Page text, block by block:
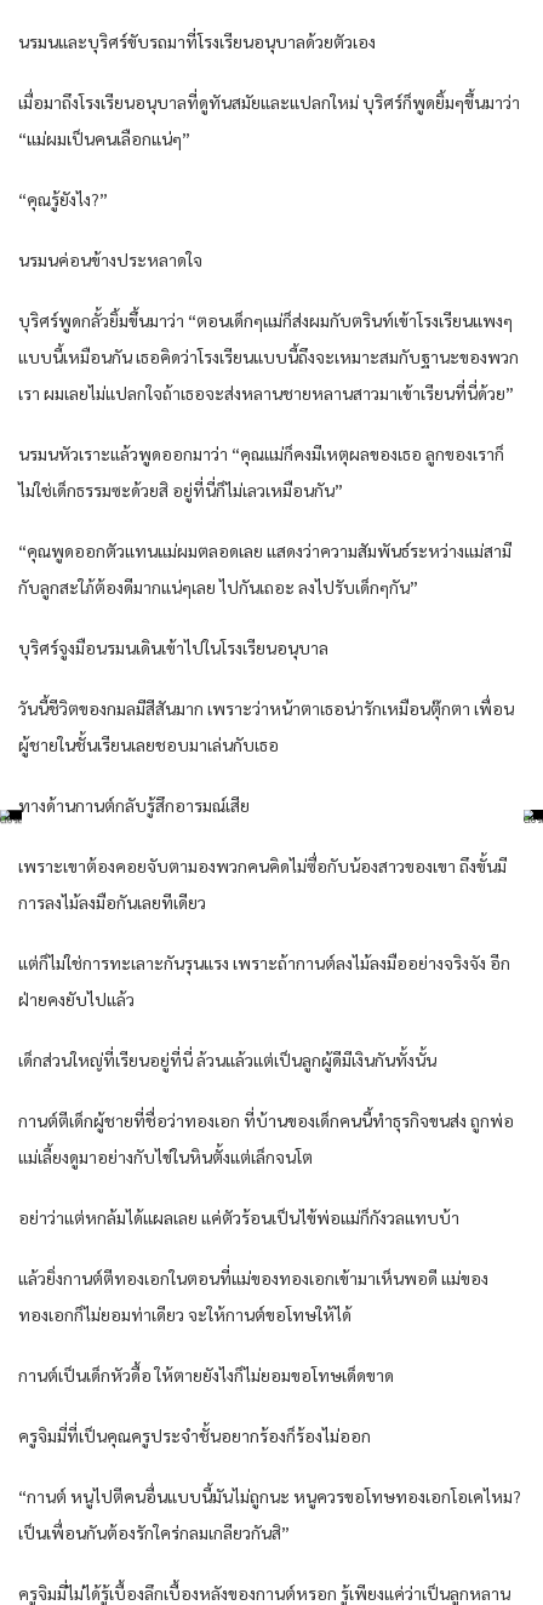
นรมนและบุริศร์ขับรถมาที่โรงเรียนอนุบาลด้วยตัวเอง
เมื่อมาถึงโรงเรียนอนุบาลที่ดูทันสมัยและแปลกใหม่ บุริศร์ก็พูดยิ้มๆขึ้นมาว่า
“แม่ผมเป็นคนเลือกแน่ๆ”
“คุณรู้ยังไง?”
นรมนค่อนข้างประหลาดใจ
บุริศร์พูดกลั้วยิ้มขึ้นมาว่า “ตอนเด็กๆแม่ก็ส่งผมกับตรินท์เข้าโรงเรียนแพงๆ
แบบนี้เหมือนกัน เธอคิดว่าโรงเรียนแบบนี้ถึงจะเหมาะสมกับฐานะของพวก
เรา ผมเลยไม่แปลกใจถ้าเธอจะส่งหลานชายหลานสาวมาเข้าเรียนที่นี่ด้วย”
นรมนหัวเราะแล้วพูดออกมาว่า “คุณแม่ก็คงมีเหตุผลของเธอ ลูกของเราก็
ไม่ใช่เด็กธรรมซะด้วยสิ อยู่ที่นี่ก็ไม่เลวเหมือนกัน”
“คุณพูดออกตัวแทนแม่ผมตลอดเลย แสดงว่าความสัมพันธ์ระหว่างแม่สามี
กับลูกสะใภ้ต้องดีมากแน่ๆเลย ไปกันเถอะ ลงไปรับเด็กๆกัน”
บุริศร์จูงมือนรมนเดินเข้าไปในโรงเรียนอนุบาล
วันนี้ชีวิตของกมลมีสีสันมาก เพราะว่าหน้าตาเธอน่ารักเหมือนตุ๊กตา เพื่อน
ผู้ชายในชั้นเรียนเลยชอบมาเล่นกับเธอ
ทางด้านกานต์กลับรู้สึกอารมณ์เสีย
เพราะเขาต้องคอยจับตามองพวกคนคิดไม่ซื่อกับน้องสาวของเขา ถึงขั้นมี
การลงไม้ลงมือกันเลยทีเดียว
แต่ก็ไม่ใช่การทะเลาะกันรุนแรง เพราะถ้ากานต์ลงไม้ลงมืออย่างจริงจัง อีก
ฝ่ายคงยับไปแล้ว
เด็กส่วนใหญ่ที่เรียนอยู่ที่นี่ ล้วนแล้วแต่เป็นลูกผู้ดีมีเงินกันทั้งนั้น
กานต์ตีเด็กผู้ชายที่ชื่อว่าทองเอก ที่บ้านของเด็กคนนี้ทำธุรกิจขนส่ง ถูกพ่อ
แม่เลี้ยงดูมาอย่างกับไข่ในหินตั้งแต่เล็กจนโต
อย่าว่าแต่หกล้มได้แผลเลย แค่ตัวร้อนเป็นไข้พ่อแม่ก็กังวลแทบบ้า
แล้วยิ่งกานต์ตีทองเอกในตอนที่แม่ของทองเอกเข้ามาเห็นพอดี แม่ของ
ทองเอกก็ไม่ยอมท่าเดียว จะให้กานต์ขอโทษให้ได้
กานต์เป็นเด็กหัวดื้อ ให้ตายยังไงก็ไม่ยอมขอโทษเด็ดขาด
ครูจิมมี่ที่เป็นคุณครูประจำชั้นอยากร้องก็ร้องไม่ออก
“กานต์ หนูไปตีคนอื่นแบบนี้มันไม่ถูกนะ หนูควรขอโทษทองเอกโอเคไหม?
เป็นเพื่อนกันต้องรักใคร่กลมเกลียวกันสิ”
ครูจิมมี่ไม่ได้รู้เบื้องลึกเบื้องหลังของกานต์หรอก รู้เพียงแค่ว่าเป็นลูกหลาน